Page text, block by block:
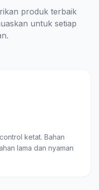
produk terbaik
untuk setiap
ketat. Bahan
lama dan nyaman